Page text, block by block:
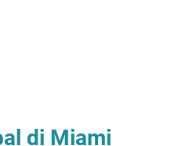
di Miami